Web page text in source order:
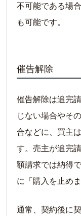
不可能である場
も可能です。
催告解除
催告解除は追完
じない場合やそ
合などに、買主
す。売主が追完
額請求では納得
に「購入を止め
通常、契約後に